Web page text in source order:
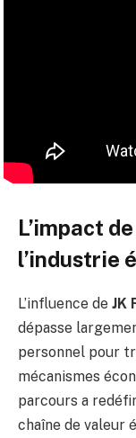
L’impact
l’industrie
L’influence de JK
dépasse
personnel pour
mécanismes
parcours a
chaîne de valeur